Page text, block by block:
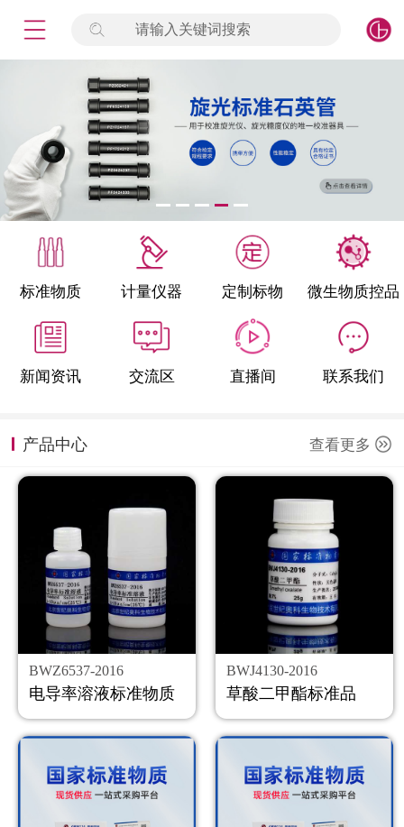
请输入关键词搜索
标准物质 计量仪器 定制标物 微生物质控品
新闻资讯 交流区 直播间 联系我们
产品中心 查看更多
BWZ6537-2016
电导率溶液标准物质
BWJ4130-2016
草酸二甲酯标准品
签到
标准物质
产品专项
微生物检测/质控品
定制标物
定制仪器
新闻资讯
公司主页
购物车
会员中心
联系我们
返回主页